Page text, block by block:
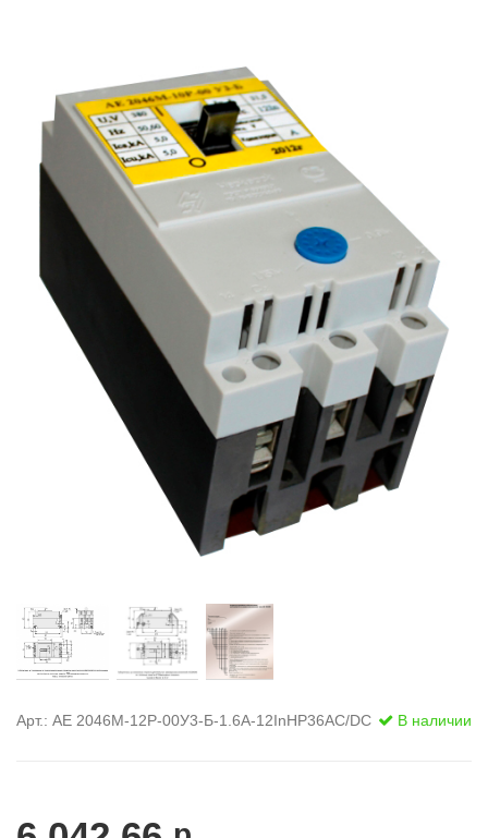
Стремянки с
Стремянки с
опорой
Ширмы
РЗА (шторы)
Штендеры
Щиты
диэлектрические
Арт.: АЕ 2046М-12Р-00У3-Б-1.6А-12InНР36AC/DC В наличии